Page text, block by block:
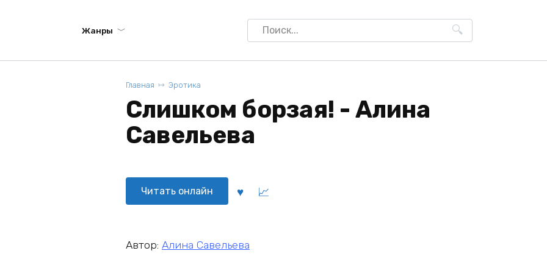
Жанры
Search
for:
Главная Эротика
Слишком борзая! - Алина
Савельева
Читать онлайн
Автор: Алина Савельева